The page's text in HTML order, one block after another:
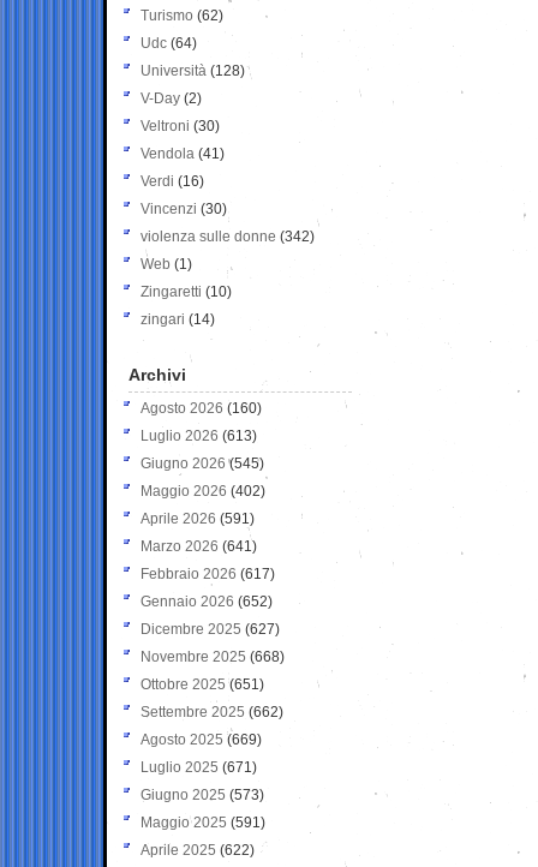
Turismo (62)
Udc (64)
Università (128)
V-Day (2)
Veltroni (30)
Vendola (41)
Verdi (16)
Vincenzi (30)
violenza sulle donne (342)
Web (1)
Zingaretti (10)
zingari (14)
Archivi
Agosto 2026 (160)
Luglio 2026 (613)
Giugno 2026 (545)
Maggio 2026 (402)
Aprile 2026 (591)
Marzo 2026 (641)
Febbraio 2026 (617)
Gennaio 2026 (652)
Dicembre 2025 (627)
Novembre 2025 (668)
Ottobre 2025 (651)
Settembre 2025 (662)
Agosto 2025 (669)
Luglio 2025 (671)
Giugno 2025 (573)
Maggio 2025 (591)
Aprile 2025 (622)